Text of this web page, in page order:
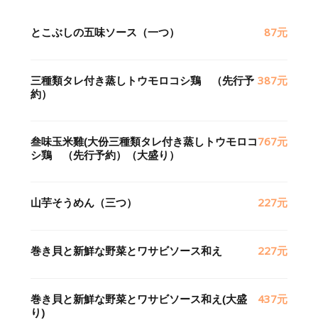
とこぶしの五味ソース（一つ） 87元
三種類タレ付き蒸しトウモロコシ鶏 （先行予
約）
387元
叁味玉米雞(大份三種類タレ付き蒸しトウモロコ
シ鶏 （先行予約）（大盛り）
767元
山芋そうめん（三つ） 227元
巻き貝と新鮮な野菜とワサビソース和え 227元
巻き貝と新鮮な野菜とワサビソース和え(大盛
り)
437元